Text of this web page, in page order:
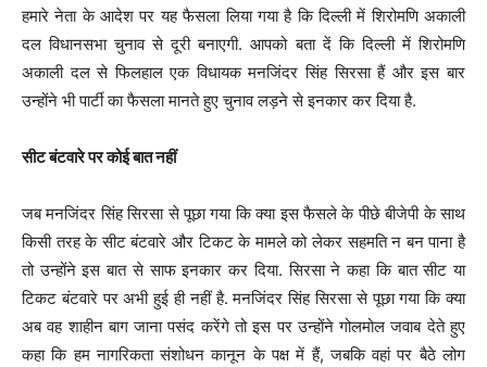
हमारे नेता के आदेश पर यह फैसला लिया गया है कि दिल्ली में शिरोमणि अकाली
दल विधानसभा चुनाव से दूरी बनाएगी. आपको बता दें कि दिल्ली में शिरोमणि
अकाली दल से फिलहाल एक विधायक मनजिंदर सिंह सिरसा हैं और इस बार
उन्होंने भी पार्टी का फैसला मानते हुए चुनाव लड़ने से इनकार कर दिया है.
सीट बंटवारे पर कोई बात नहीं
जब मनजिंदर सिंह सिरसा से पूछा गया कि क्या इस फैसले के पीछे बीजेपी के साथ
किसी तरह के सीट बंटवारे और टिकट के मामले को लेकर सहमति न बन पाना है
तो उन्होंने इस बात से साफ इनकार कर दिया. सिरसा ने कहा कि बात सीट या
टिकट बंटवारे पर अभी हुई ही नहीं है. मनजिंदर सिंह सिरसा से पूछा गया कि क्या
अब वह शाहीन बाग जाना पसंद करेंगे तो इस पर उन्होंने गोलमोल जवाब देते हुए
कहा कि हम नागरिकता संशोधन कानून के पक्ष में हैं, जबकि वहां पर बैठे लोग